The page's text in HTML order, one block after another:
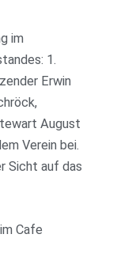
im
1.
Erwin
August
Verein bei.
Sicht auf das
Cafe